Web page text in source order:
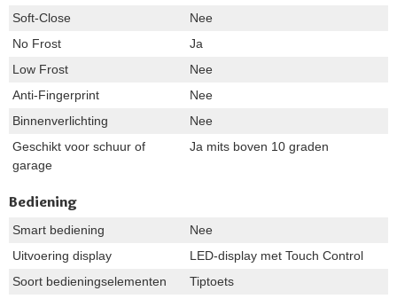
Soft-Close
Nee
No Frost
Ja
Low Frost
Nee
Anti-Fingerprint
Nee
Binnenverlichting
Nee
Geschikt voor schuur of
garage
Ja mits boven 10 graden
Bediening
Smart bediening
Nee
Uitvoering display
LED-display met Touch Control
Soort bedieningselementen
Tiptoets